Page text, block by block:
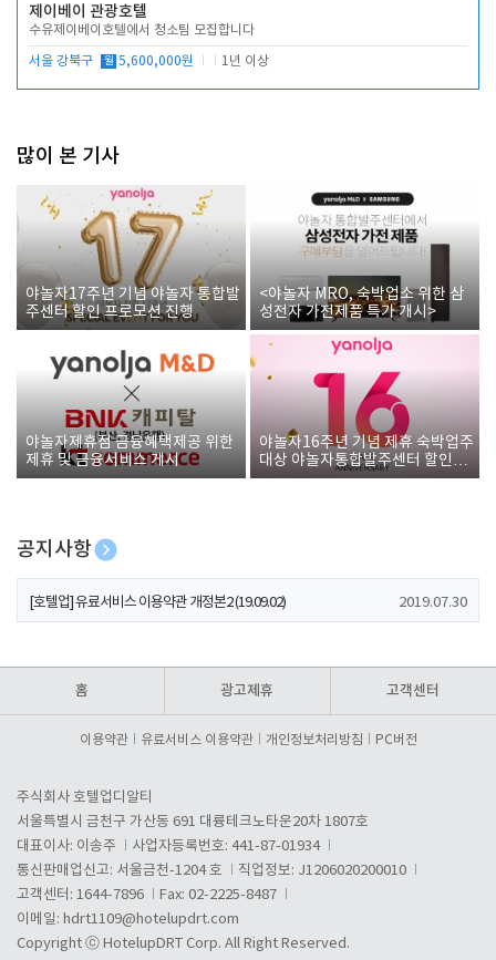
제이베이 관광호텔
수유제이베이호텔에서 청소팀 모집합니다
서울 강북구 월 5,600,000원 1년 이상
많이 본 기사
야놀자17주년 기념 야놀자 통합발
주센터 할인 프로모션 진행
<야놀자 MRO, 숙박업소 위한 삼
성전자 가전제품 특가 개시>
야놀자제휴점 금융혜택제공 위한
제휴 및 금융서비스 게시
야놀자16주년 기념 제휴 숙박업주
대상 야놀자통합발주센터 할인쿠
폰 증정
공지사항
[호텔업] 개인정보 처리방침 개정본1 (19.09.02)
[호텔업] 유료서비스 이용약관 개정본2 (19.09.02) 2019.07.30
홈 광고제휴 고객센터
이용약관 유료서비스 이용약관 개인정보처리방침 PC버전
주식회사 호텔업디알티
서울특별시 금천구 가산동 691 대륭테크노타운20차 1807호
대표이사: 이송주
사업자등록번호: 441-87-01934
통신판매업신고: 서울금천-1204 호
직업정보: J1206020200010
고객센터: 1644-7896
Fax: 02-2225-8487
이메일: hdrt1109@hotelupdrt.com
Copyright ⓒ HotelupDRT Corp. All Right Reserved.